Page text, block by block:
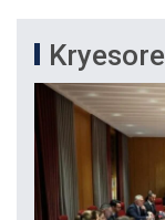
Kryesore